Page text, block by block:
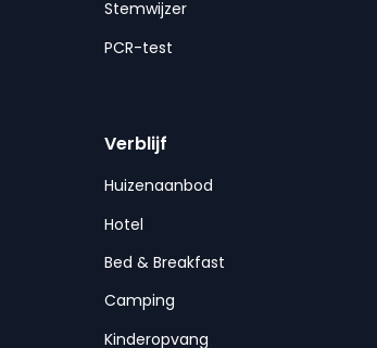
Stemwijzer
PCR-test
Verblijf
Huizenaanbod
Hotel
Bed & Breakfast
Camping
Kinderopvang